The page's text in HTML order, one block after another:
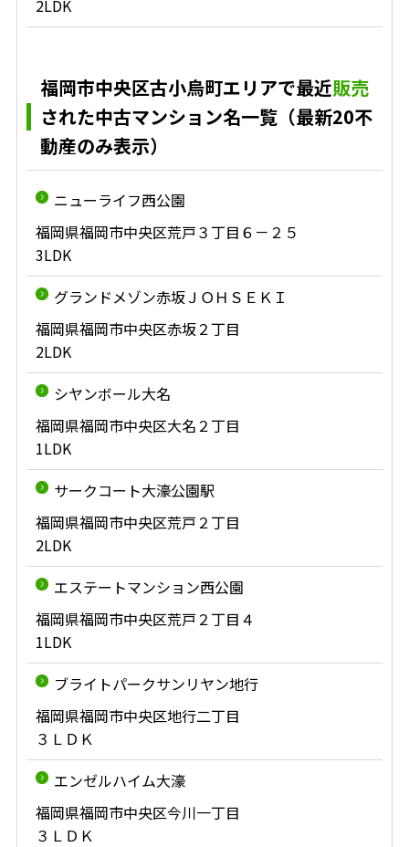
2LDK
福岡市中央区古小烏町エリアで最近販売
された中古マンション名一覧（最新20不
動産のみ表示）
ニューライフ西公園
福岡県福岡市中央区荒戸３丁目６－２５
3LDK
グランドメゾン赤坂ＪＯＨＳＥＫＩ
福岡県福岡市中央区赤坂２丁目
2LDK
シヤンボール大名
福岡県福岡市中央区大名２丁目
1LDK
サークコート大濠公園駅
福岡県福岡市中央区荒戸２丁目
2LDK
エステートマンション西公園
福岡県福岡市中央区荒戸２丁目４
1LDK
ブライトパークサンリヤン地行
福岡県福岡市中央区地行二丁目
３ＬＤＫ
エンゼルハイム大濠
福岡県福岡市中央区今川一丁目
３ＬＤＫ